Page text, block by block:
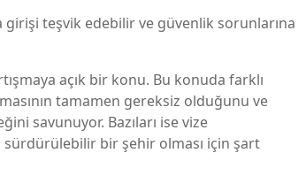
girişi teşvik edebilir ve güvenlik sorunlarına
açık bir konu. Bu konuda farklı
tamamen gereksiz olduğunu ve
savunuyor. Bazıları ise vize
sürdürülebilir bir şehir olması için şart